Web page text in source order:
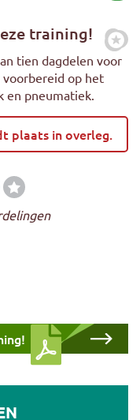
training!
tien dagdelen voor
voorbereid op het
en pneumatiek.
plaats in overleg.
Download cursus